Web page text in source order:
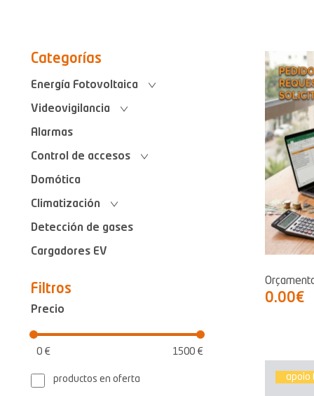
Categorías
Energía Fotovoltaica
Videovigilancia
Alarmas
Control de accesos
Domótica
Climatización
Detección de gases
Cargadores EV
Filtros
Precio
0 € 1500 €
productos en oferta
0.00€
apoio